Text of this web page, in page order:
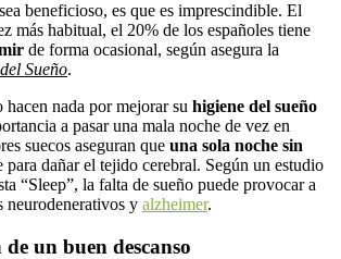
beneficioso, es que es imprescindible. El
más habitual, el 20% de los españoles tiene
de forma ocasional, según asegura la
Sueño.
hacen nada por mejorar su higiene del sueño
a pasar una mala noche de vez en
suecos aseguran que una sola noche sin
para dañar el tejido cerebral. Según un estudio
“Sleep”, la falta de sueño puede provocar a
neurodenerativos y alzheimer.
un buen descanso